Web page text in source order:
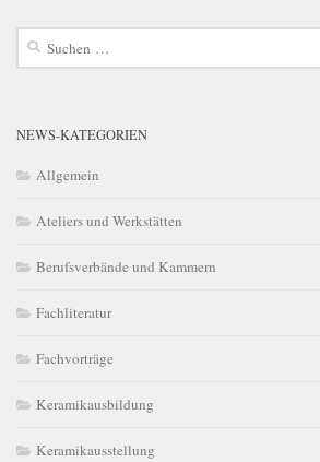
Suchen
NEWS-KATEGORIEN
Allgemein
Ateliers und Werkstätten
Berufsverbände und Kammern
Fachliteratur
Fachvorträge
Keramikausbildung
Keramikausstellung